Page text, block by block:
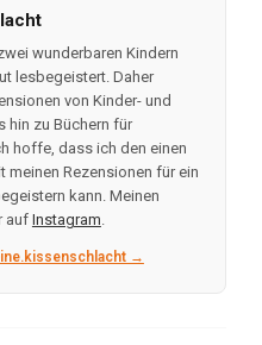
wunderbaren Kindern
lesbegeistert. Daher
von Kinder- und
hin zu Büchern für
hoffe, dass ich den einen
meinen Rezensionen für ein
kann. Meinen
auf Instagram
→